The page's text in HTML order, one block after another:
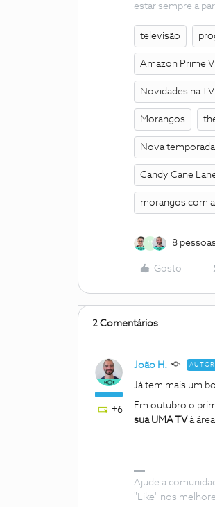
estar sempre a
televisão
Amazon Prime
Novidades na
Morangos
Nova
Candy Cane
morangos com
M 8
Gosto
2 Comentários
+6
João H. AUTOR
Já tem mais um
Em outubro o
sua UMA TVà
Ajude a
"Like" nos